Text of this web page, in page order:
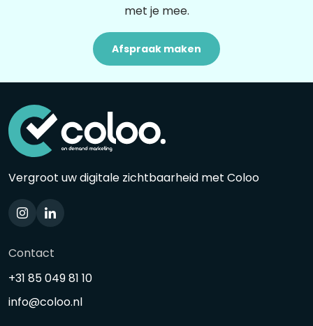
met je mee.
Afspraak maken
Vergroot uw digitale zichtbaarheid met Coloo
Contact
+31 85 049 81 10
info@coloo.nl